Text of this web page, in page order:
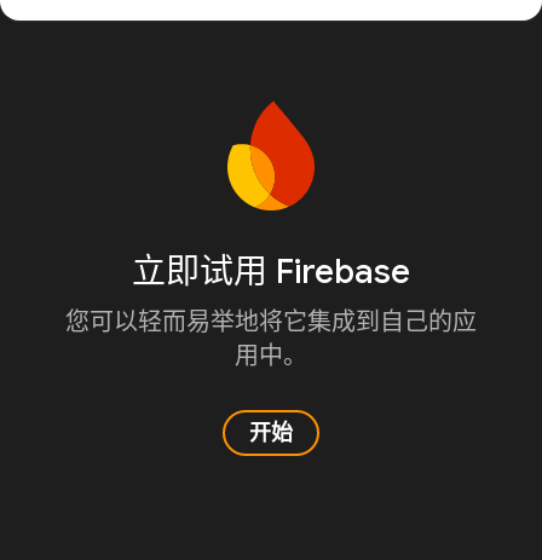
立即试用 Firebase
您可以轻而易举地将它集成到自己的应
用中。
开始